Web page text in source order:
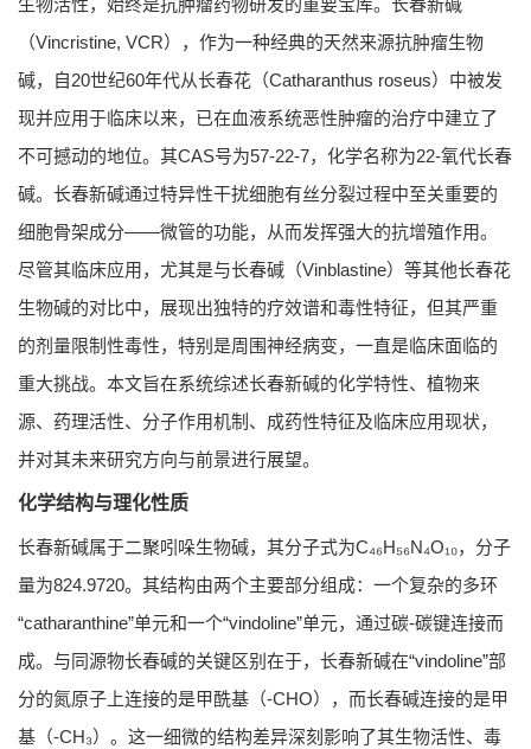
生物活性，始终是抗肿瘤药物研发的重要宝库。长春新碱
（Vincristine, VCR），作为一种经典的天然来源抗肿瘤生物
碱，自20世纪60年代从长春花（Catharanthus roseus）中被发
现并应用于临床以来，已在血液系统恶性肿瘤的治疗中建立了
不可撼动的地位。其CAS号为57-22-7，化学名称为22-氧代长春
碱。长春新碱通过特异性干扰细胞有丝分裂过程中至关重要的
细胞骨架成分——微管的功能，从而发挥强大的抗增殖作用。
尽管其临床应用，尤其是与长春碱（Vinblastine）等其他长春花
生物碱的对比中，展现出独特的疗效谱和毒性特征，但其严重
的剂量限制性毒性，特别是周围神经病变，一直是临床面临的
重大挑战。本文旨在系统综述长春新碱的化学特性、植物来
源、药理活性、分子作用机制、成药性特征及临床应用现状，
并对其未来研究方向与前景进行展望。
化学结构与理化性质
长春新碱属于二聚吲哚生物碱，其分子式为C₄₆H₅₆N₄O₁₀，分子
量为824.9720。其结构由两个主要部分组成：一个复杂的多环
“catharanthine”单元和一个“vindoline”单元，通过碳-碳键连接而
成。与同源物长春碱的关键区别在于，长春新碱在“vindoline”部
分的氮原子上连接的是甲酰基（-CHO），而长春碱连接的是甲
基（-CH₃）。这一细微的结构差异深刻影响了其生物活性、毒